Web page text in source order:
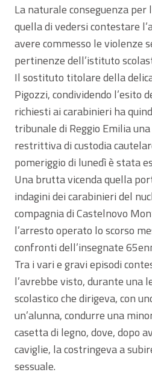
La naturale conseguenza per
quella di vedersi contestare
avere commesso le violenze
pertinenze dell’istituto
Il sostituto titolare della
Pigozzi, condividendo l’esito
richiesti ai carabinieri ha
tribunale di Reggio Emilia
restrittiva di custodia
pomeriggio di lunedì è stata
Una brutta vicenda quella
indagini dei carabinieri del
compagnia di Castelnovo
l’arresto operato lo scorso
confronti dell’insegnate
Tra i vari e gravi episodi
l’avrebbe visto, durante una
scolastico che dirigeva, con
un’alunna, condurre una
casetta di legno, dove, dopo
caviglie, la costringeva a
sessuale.